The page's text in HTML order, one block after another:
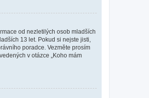
od nezletilých osob mladších
13 let. Pokud si nejste jisti,
poradce. Vezměte prosím
v otázce „Koho mám